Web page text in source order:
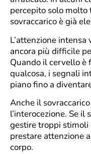
percepito solo
sovraccarico è già
L’attenzione
ancora più difficile
Quando il cervello è
qualcosa, i segnali
piano fino a
Anche il
l’interocezione. Se
gestire troppi
prestare attenzione
corpo.